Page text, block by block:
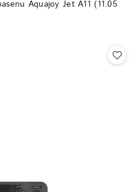
Aquajoy Jet A11 (11.05